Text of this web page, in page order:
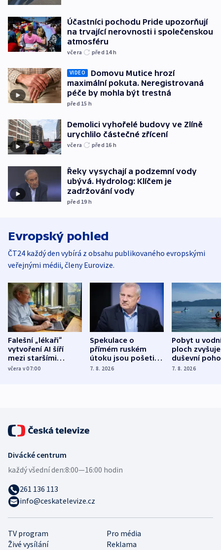
Účastníci pochodu Pride upozorňují
na trvající nerovnosti i společenskou
atmosféru
včera před 14h
VIDEO
Domovu Mutice hrozí
maximální pokuta. Neregistrovaná
péče by mohla být trestná
před 15 h
Demolici vyhořelé budovy ve Zlíně
urychlilo částečné zřícení
včera před 16 h
Řeky vysychají a podzemní vody
ubývá. Hydrolog: Klíčem je
zadržování vody
před 19 h
Evropský pohled
ČT24 každý den vybírá z obsahu publikovaného evropskými
veřejnými médii, členy Eurovize.
Falešní „lékaři“
vytvoření AI šíří
mezi staršími
Poláky nebezpečné
včera v 07:00
Spekulace o
přímém ruském
útoku jsou pošetilé,
míní estonský
7. 8. 2026
Pobyt u
ploch zvyšuje
duševní
ukázala
7. 8. 2026
TV program
Pro média
Živé vysílání
Reklama
Divácké centrum
každý všední den:8:00—16:00 hodin
261 136 113
info@ceskatelevize.cz